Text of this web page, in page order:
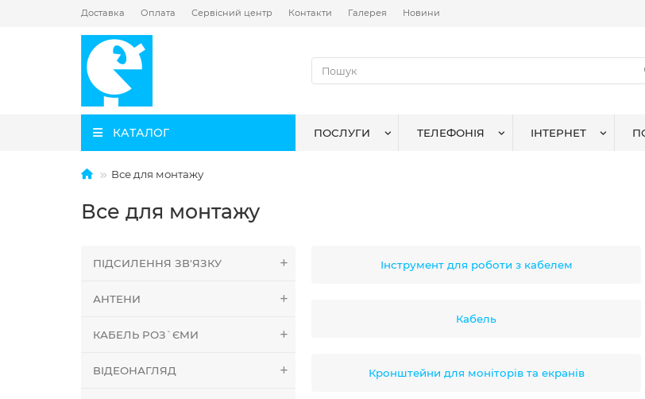
Доставка Оплата Сервісний центр Контакти Галерея Новини
КАТАЛОГ ПОСЛУГИ ТЕЛЕФОНІЯ ІНТЕРНЕТ
Все для монтажу
Все для монтажу
ПІДСИЛЕННЯ ЗВ'ЯЗКУ
АНТЕНИ
КАБЕЛЬ РОЗ`ЄМИ
ВІДЕОНАГЛЯД
Інструмент для роботи з кабелем
Кабель
Кронштейни для моніторів та екранів